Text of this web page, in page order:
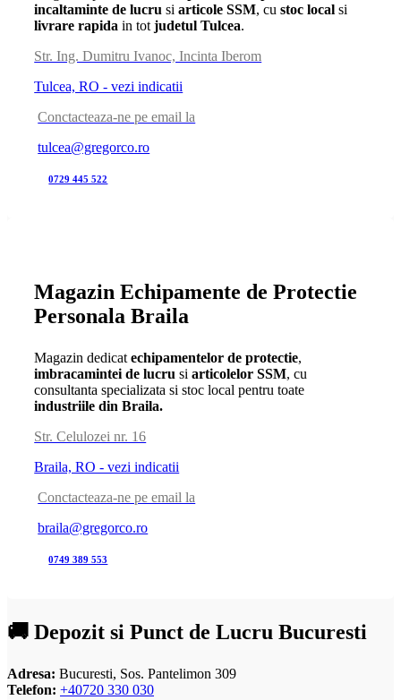
incaltaminte de lucru siarticole SSM, cu stoc local si
livrare rapida in totjudetul Tulcea.
Str. Ing. Dumitru Ivanoc, Incinta Iberom
Tulcea, RO - vezi indicatii
Conctacteaza-ne pe email la
tulcea@gregorco.ro
0729 445 522
Magazin Echipamente de Protectie
Personala Braila
Magazin dedicatechipamentelor de protectie,
imbracamintei de lucru siarticolelor SSM, cu
consultanta specializata si stoc local pentru toate
industriile din Braila.
Str. Celulozei nr. 16
Braila, RO - vezi indicatii
Conctacteaza-ne pe email la
braila@gregorco.ro
0749 389 553
🚚 Depozit si Punct de Lucru Bucuresti
Adresa: Bucuresti, Sos. Pantelimon 309
Telefon: +40720 330 030